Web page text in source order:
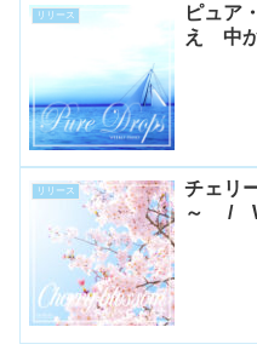
リリース
ピュア
え 中
リリース
チェリ
～ /